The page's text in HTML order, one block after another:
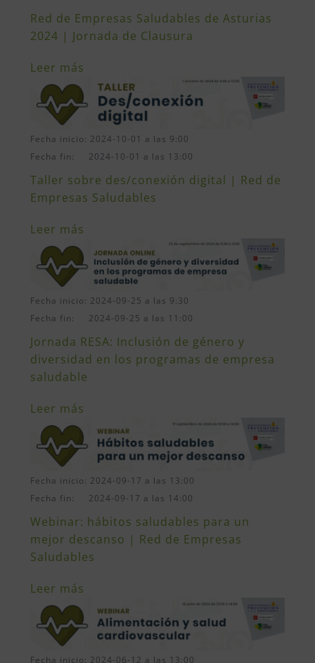
Red de Empresas Saludables de Asturias
2024 | Jornada de Clausura
Leer más
Fecha inicio: 2024-10-01 a las 9:00
Fecha fin: 2024-10-01 a las 13:00
Taller sobre des/conexión digital | Red de
Empresas Saludables
Leer más
Fecha inicio: 2024-09-25 a las 9:30
Fecha fin: 2024-09-25 a las 11:00
Jornada RESA: Inclusión de género y
diversidad en los programas de empresa
saludable
Leer más
Fecha inicio: 2024-09-17 a las 13:00
Fecha fin: 2024-09-17 a las 14:00
Webinar: hábitos saludables para un
mejor descanso | Red de Empresas
Saludables
Leer más
Fecha inicio: 2024-06-12 a las 13:00